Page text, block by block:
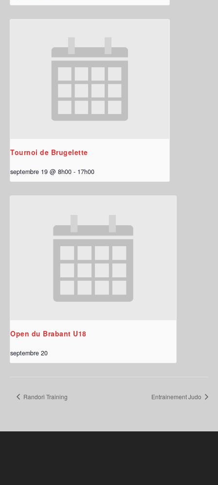
Tournoi de Brugelette
septembre 19 @ 8h00 - 17h00
Open du Brabant U18
septembre 20
Randori Training Entrainement Judo